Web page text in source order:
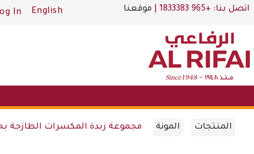
اتصل بنا: +965 1833383 موقعنا In English
المنتجات المونة مجموعة زبدة المكسرات الطازجة